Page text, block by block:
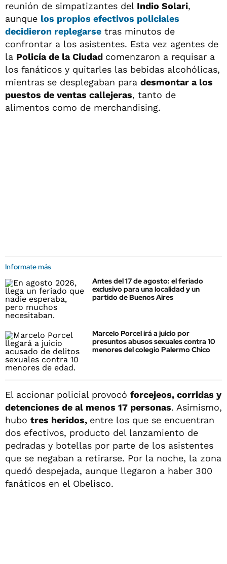
reunión de simpatizantes del Indio Solari,
aunque los propios efectivos policiales
decidieron replegarse tras minutos de
confrontar a los asistentes. Esta vez agentes de
la Policía de la Ciudad comenzaron a requisar a
los fanáticos y quitarles las bebidas alcohólicas,
mientras se desplegaban para desmontar a los
puestos de ventas callejeras, tanto de
alimentos como de merchandising.
Informate más
Antes del 17 de agosto: el feriado
exclusivo para una localidad y un
partido de Buenos Aires
Marcelo Porcel irá a juicio por
presuntos abusos sexuales contra 10
menores del colegio Palermo Chico
El accionar policial provocó forcejeos, corridas y
detenciones de al menos 17 personas. Asimismo,
hubo tres heridos, entre los que se encuentran
dos efectivos, producto del lanzamiento de
pedradas y botellas por parte de los asistentes
que se negaban a retirarse. Por la noche, la zona
quedó despejada, aunque llegaron a haber 300
fanáticos en el Obelisco.